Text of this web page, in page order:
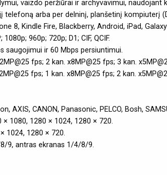
vaizdo peržiūrai ir archyvavimui, naudojant
telefoną arba per delninį, planšetinį kompiuterį
8, Kindle Fire, Blackberry, Android, iPad,
960p; 720p; D1; CIF, QCIF.
saugojimui ir 60 Mbps persiuntimui.
fps; 2 kan. x8MP@25 fps; 3 kan.
fps; 1 kan. x8MP@25 fps; 2 kan.
AXIS, CANON, Panasonic, PELCO, Bosh,
× 1080, 1280 × 1024, 1280 × 720.
1024, 1280 × 720.
9, antras ekranas 1/4/8/9.